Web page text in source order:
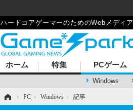
ハードコアゲーマーのためのWebメディア
ホーム 特集 PCゲーム
Windows
› PC › Windows › 記事